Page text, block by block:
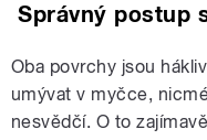
Správný postup
Oba povrchy jsou
umývat v myčce,
nesvědčí. O to